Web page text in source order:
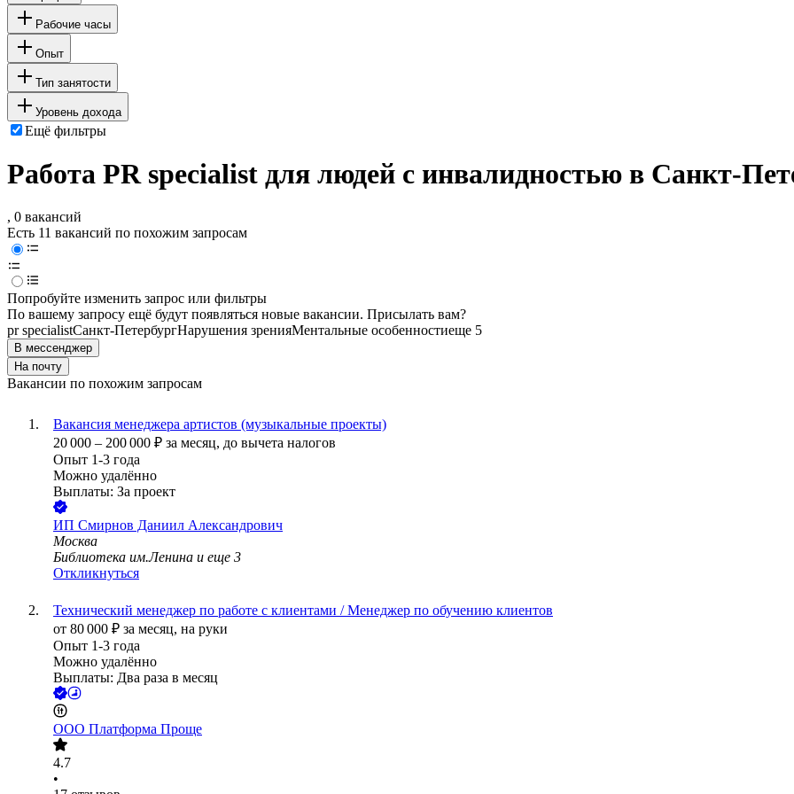
Рабочие часы
Опыт
Тип занятости
Уровень дохода
Ещё фильтры
Работа PR specialist для людей с инвалидностью в Санкт-
, 0 вакансий
Есть 11 вакансий по похожим запросам
Попробуйте изменить запрос или фильтры
По вашему запросу ещё будут появляться новые вакансии. Присылать вам?
pr specialistСанкт-ПетербургНарушения зренияМентальные особенностиеще 5
В мессенджер
На почту
Вакансии по похожим запросам
Вакансия менеджера артистов (музыкальные проекты)
20 000 – 200 000 ₽ за месяц, до вычета налогов
Опыт 1-3 года
Можно удалённо
Выплаты: За проект
ИП Смирнов Даниил Александрович
Москва
Библиотека им.Ленина и еще 3
Откликнуться
Технический менеджер по работе с клиентами / Менеджер по обучению клиентов
от 80 000 ₽ за месяц, на руки
Опыт 1-3 года
Можно удалённо
Выплаты: Два раза в месяц
ООО Платформа Проще
4.7
•